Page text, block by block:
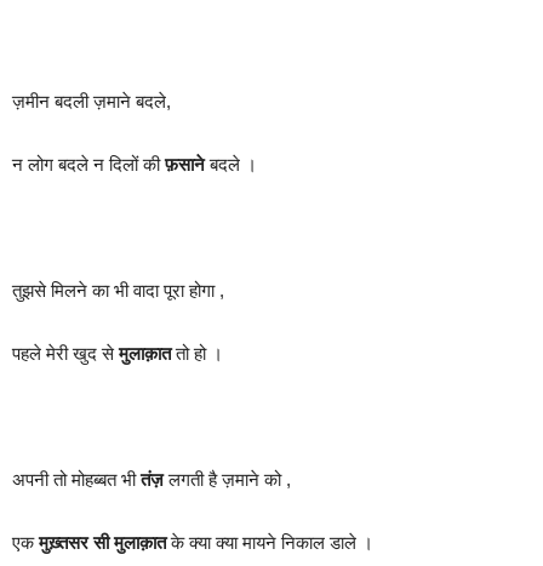
ज़मीन बदली ज़माने बदले,
न लोग बदले न दिलों कीफ़सानेबदले ।
तुझसे मिलने का भी वादा पूरा होगा ,
पहले मेरी खुद सेमुलाक़ाततो हो ।
अपनी तो मोहब्बत भीतंज़लगती है ज़माने को ,
एकमुख़्तसर सी मुलाक़ातके क्या क्या मायने निकाल डाले ।